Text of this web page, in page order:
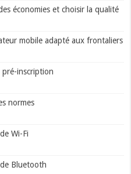
économies et choisir la qualité
mobile adapté aux frontaliers
pré-inscription
normes
Wi-Fi
Bluetooth